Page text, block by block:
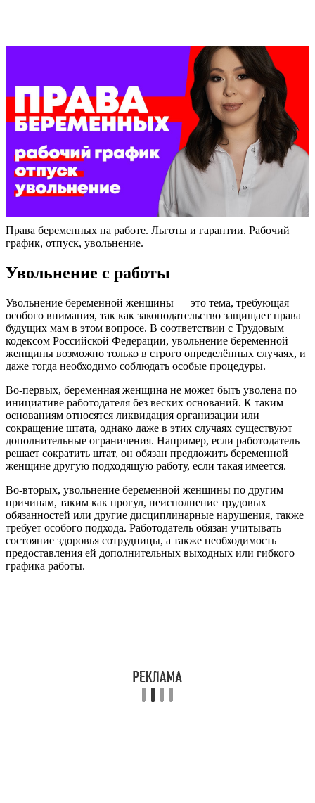
Права беременных на работе. Льготы и гарантии. Рабочий
график, отпуск, увольнение.
Увольнение с работы
Увольнение беременной женщины — это тема, требующая
особого внимания, так как законодательство защищает права
будущих мам в этом вопросе. В соответствии с Трудовым
кодексом Российской Федерации, увольнение беременной
женщины возможно только в строго определённых случаях, и
даже тогда необходимо соблюдать особые процедуры.
Во-первых, беременная женщина не может быть уволена по
инициативе работодателя без веских оснований. К таким
основаниям относятся ликвидация организации или
сокращение штата, однако даже в этих случаях существуют
дополнительные ограничения. Например, если работодатель
решает сократить штат, он обязан предложить беременной
женщине другую подходящую работу, если такая имеется.
Во-вторых, увольнение беременной женщины по другим
причинам, таким как прогул, неисполнение трудовых
обязанностей или другие дисциплинарные нарушения, также
требует особого подхода. Работодатель обязан учитывать
состояние здоровья сотрудницы, а также необходимость
предоставления ей дополнительных выходных или гибкого
графика работы.